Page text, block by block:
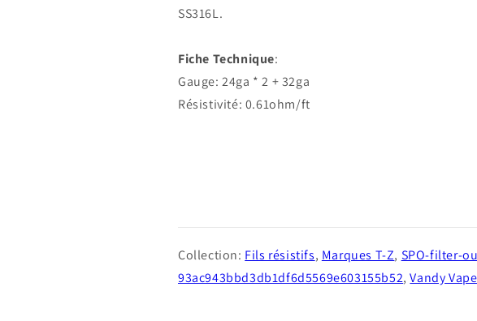
SS316L.
Fiche Technique:
Gauge: 24ga * 2 + 32ga
Résistivité: 0.61ohm/ft
Collection: Fils résistifs, Marques T-Z, SPO-filter-
93ac943bbd3db1df6d5569e603155b52,Vandy Vape